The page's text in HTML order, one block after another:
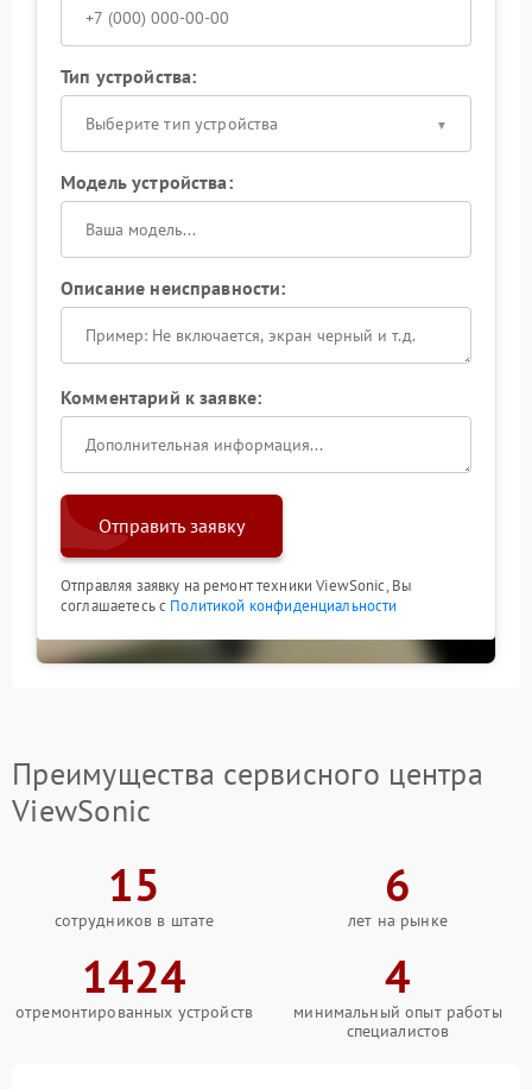
Тип устройства:
Выберите тип устройства
Модель устройства:
Описание неисправности:
Комментарий к заявке:
Отправить заявку
Отправляя заявку на ремонт техники ViewSonic, Вы
соглашаетесь с Политикой конфиденциальности
Преимущества сервисного центра
ViewSonic
15
сотрудников в штате
6
лет на рынке
1424
отремонтированных устройств
4
минимальный опыт работы
специалистов